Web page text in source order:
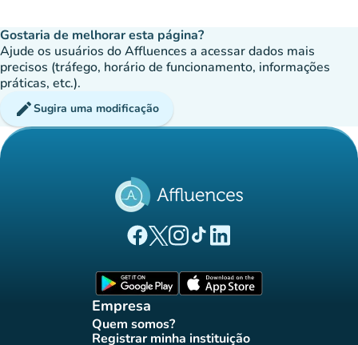
Gostaria de melhorar esta página?
Ajude os usuários do Affluences a acessar dados mais
precisos (tráfego, horário de funcionamento, informações
práticas, etc.).
editSugira uma modificação
(novo separador)
(novo separador)
(novo separador)
(novo separador)
(novo separador)
Empresa
Quem somos?(novo separador)
Registrar minha instituição